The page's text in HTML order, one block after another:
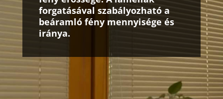
forgatásával szabályozható a
beáramló fény mennyisége és
iránya.